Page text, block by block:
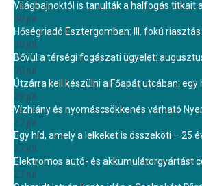
Világbajnoktól is tanulták a halfogás titkait
30 júl.
Hőségriadó Esztergomban: III. fokú
30 júl.
Bővül a térségi fogászati ügyelet:
30 júl.
Útzárra kell készülni a Főapát utcában:
28 júl.
Vízhiány és nyomáscsökkenés várható
27 júl.
Egy híd, amely a lelkeket is összeköti – 25
27 júl.
Elektromos autó- és akkumulátorgyártást
27 júl.